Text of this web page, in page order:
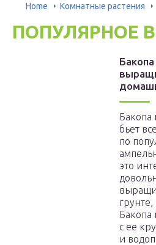
Home Комнатные растения
ПОПУЛЯРНОЕ
Бакопа
бьет
по
это
Бакопа
с ее
и